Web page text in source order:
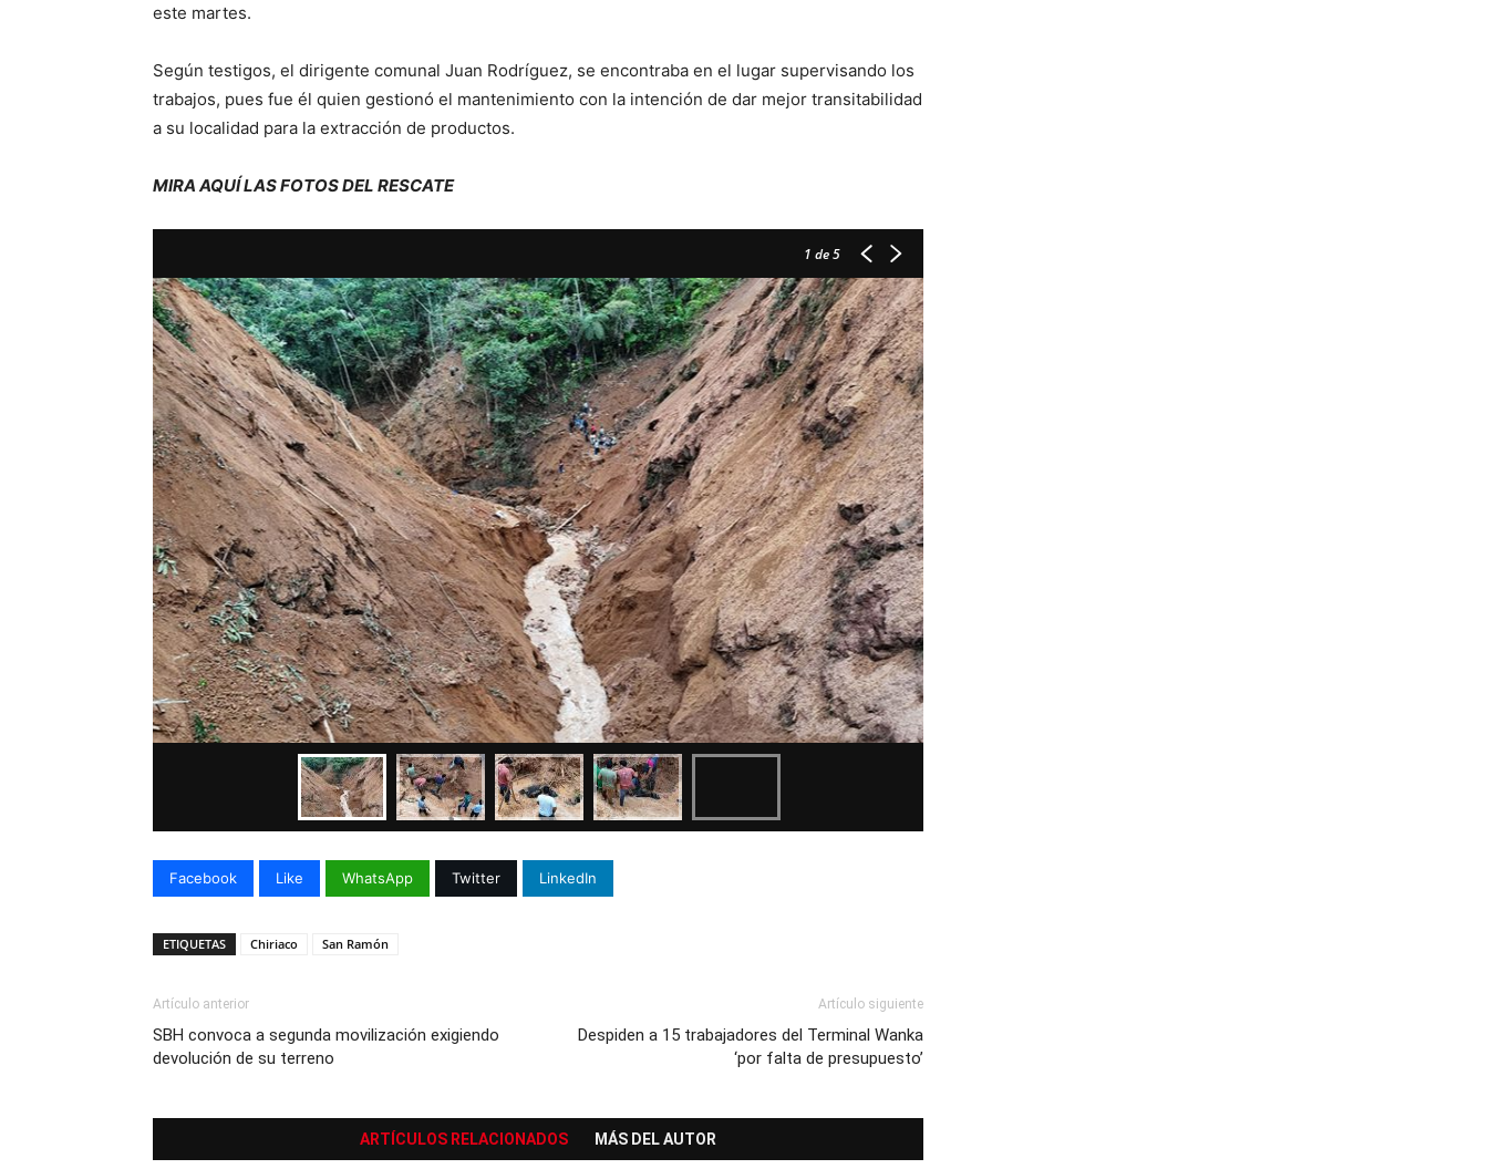
este martes.
Según testigos, el dirigente comunal Juan Rodríguez, se encontraba en el lugar supervisando los
trabajos, pues fue él quien gestionó el mantenimiento con la intención de dar mejor transitabilidad
a su localidad para la extracción de productos.
MIRA AQUÍ LAS FOTOS DEL RESCATE
1 de 5
Facebook Like WhatsApp Twitter LinkedIn
ETIQUETAS Chiriaco San Ramón
Artículo anterior
SBH convoca a segunda movilización exigiendo
devolución de su terreno
Artículo siguiente
Despiden a 15 trabajadores del Terminal Wanka
‘por falta de presupuesto’
ARTÍCULOS RELACIONADOS MÁS DEL AUTOR